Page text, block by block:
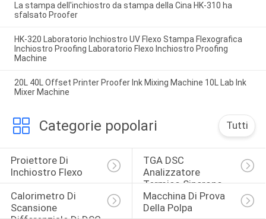
La stampa dell'inchiostro da stampa della Cina HK-310 ha
sfalsato Proofer
HK-320 Laboratorio Inchiostro UV Flexo Stampa Flexografica
Inchiostro Proofing Laboratorio Flexo Inchiostro Proofing
Machine
20L 40L Offset Printer Proofer Ink Mixing Machine 10L Lab Ink
Mixer Machine
Categorie popolari Tutti
Proiettore Di
Inchiostro Flexo
TGA DSC
Analizzatore
Termico Sincrono
Calorimetro Di
Scansione
Macchina Di Prova
Della Polpa